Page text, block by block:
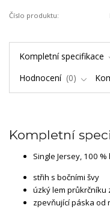
Číslo produktu:
Kompletní specifikace
Hodnocení
0
Kompletní
Single Jersey, 100
střih s bočními švy
úzký lem průkrčníku
zpevňující páska od